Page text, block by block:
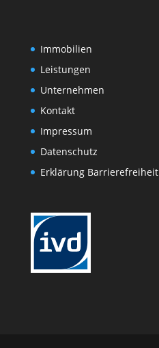
Immobilien
Leistungen
Unternehmen
Kontakt
Impressum
Datenschutz
Erklärung Barrierefreiheit